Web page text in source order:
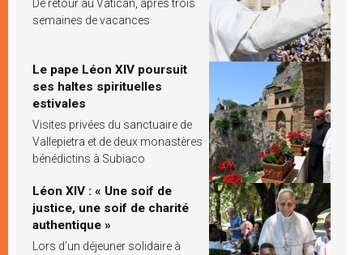
De retour au Vatican, après trois
semaines de vacances
Le pape Léon XIV poursuit
ses haltes spirituelles
estivales
Visites privées du sanctuaire de
Vallepietra et de deux monastères
bénédictins à Subiaco
Léon XIV : « Une soif de
justice, une soif de charité
authentique »
Lors d’un déjeuner solidaire à